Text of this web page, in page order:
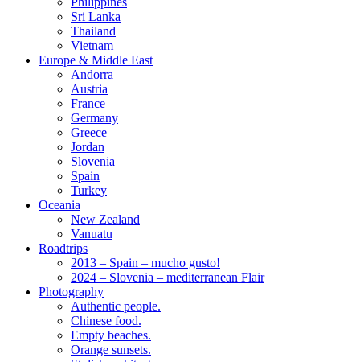
Sri Lanka
Thailand
Vietnam
Europe & Middle East
Andorra
Austria
France
Germany
Greece
Jordan
Slovenia
Spain
Turkey
Oceania
New Zealand
Vanuatu
Roadtrips
2013 – Spain – mucho gusto!
2024 – Slovenia – mediterranean Flair
Photography
Authentic people.
Chinese food.
Empty beaches.
Orange sunsets.